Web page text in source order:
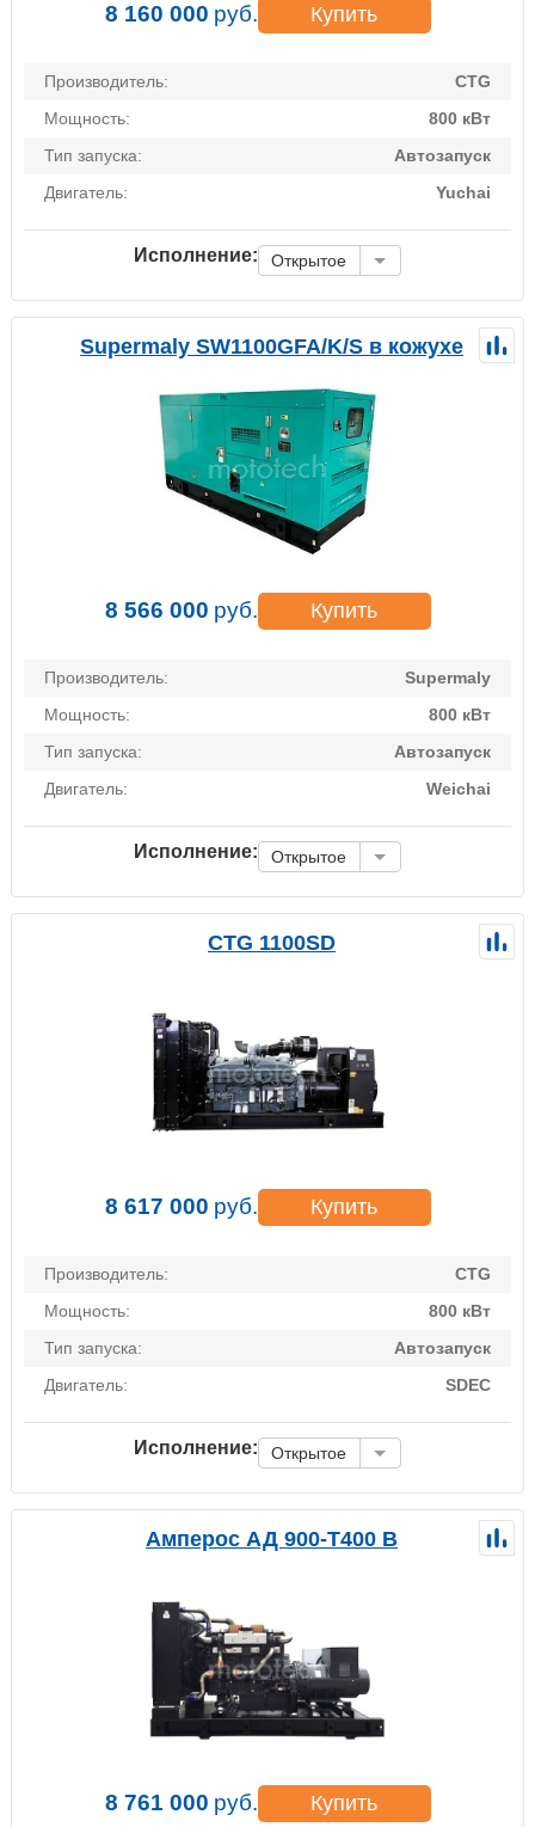
8 160 000 руб. Купить
Производитель:
CTG
Мощность:
800 кВт
Тип запуска:
Автозапуск
Двигатель:
Yuchai
Исполнение: Открытое
Supermaly SW1100GFA/K/S в кожухе
8 566 000 руб. Купить
Производитель:
Supermaly
Мощность:
800 кВт
Тип запуска:
Автозапуск
Двигатель:
Weichai
Исполнение: Открытое
CTG 1100SD
8 617 000 руб. Купить
Производитель:
CTG
Мощность:
800 кВт
Тип запуска:
Автозапуск
Двигатель:
SDEC
Исполнение: Открытое
Амперос АД 900-Т400 B
8 761 000 руб. Купить